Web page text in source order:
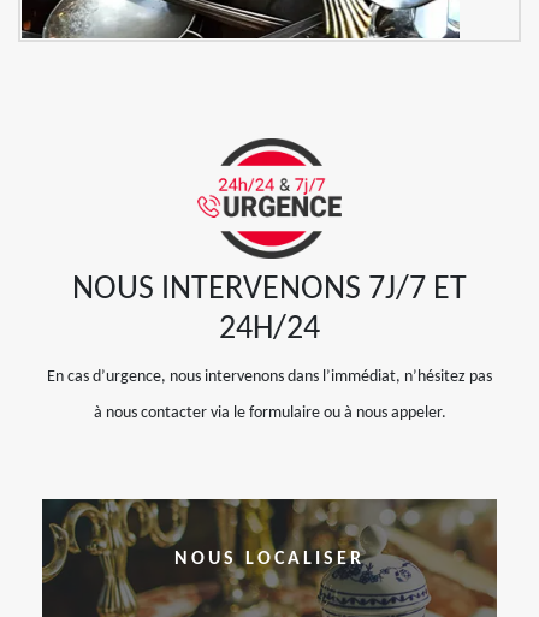
NOUS INTERVENONS 7J/7 ET
24H/24
En cas d’urgence, nous intervenons dans l’immédiat, n’hésitez pas
à nous contacter via le formulaire ou à nous appeler.
NOUS LOCALISER